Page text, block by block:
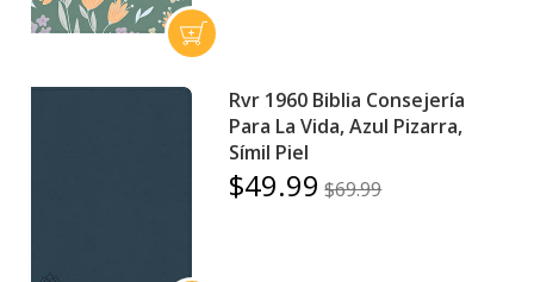
Rvr 1960 Biblia Consejería
Para La Vida, Azul Pizarra,
Símil Piel
$49.99 $69.99